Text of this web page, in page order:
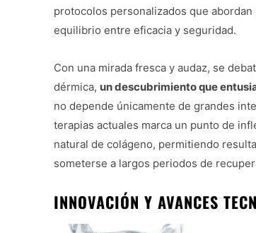
protocolos personalizados que
equilibrio entre eficacia y seguridad.
Con una mirada fresca y audaz, se
dérmica, un descubrimiento que
no depende únicamente de grandes
terapias actuales marca un punto de
natural de colágeno, permitiendo
someterse a largos periodos de
INNOVACIÓN Y AVANCES